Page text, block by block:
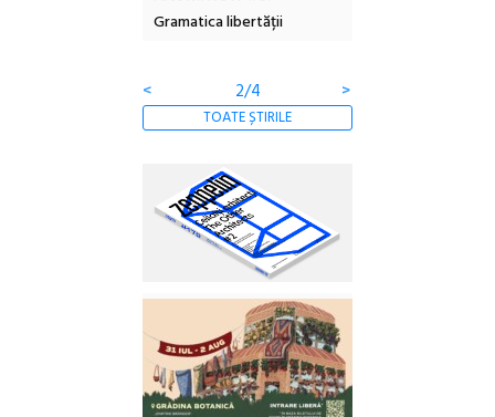
Gramatica libertății
< 2/4 >
TOATE ȘTIRILE